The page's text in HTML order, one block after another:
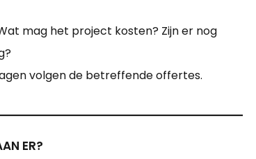
mag het project kosten? Zijn er nog
volgen de betreffende offertes.
ER?